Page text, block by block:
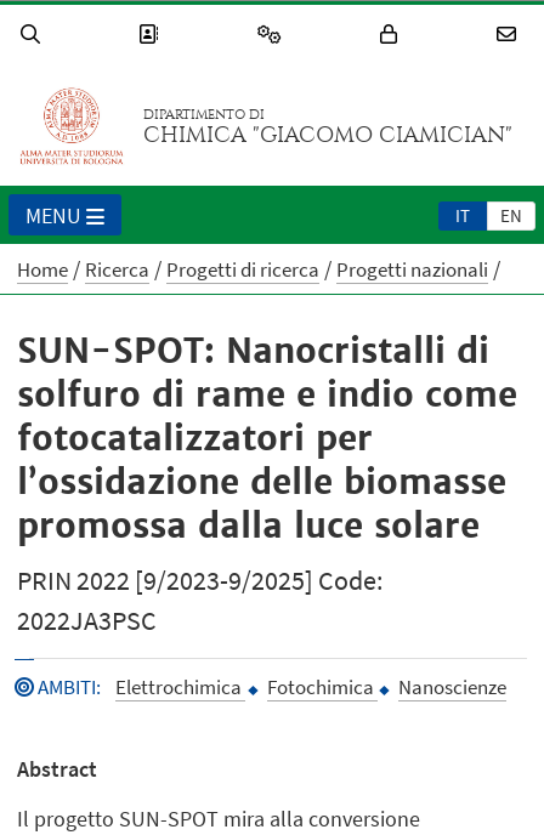
DIPARTIMENTO DI
CHIMICA "GIACOMO CIAMICIAN"
IT EN
MENU
Home Ricerca Progetti di ricerca Progetti nazionali
SUN-SPOT: Nanocristalli di
solfuro di rame e indio come
fotocatalizzatori per
l’ossidazione delle biomasse
promossa dalla luce solare
PRIN 2022 [9/2023-9/2025] Code:
2022JA3PSC
AMBITI: Elettrochimica Fotochimica Nanoscienze
Abstract
Il progetto SUN-SPOT mira alla conversione